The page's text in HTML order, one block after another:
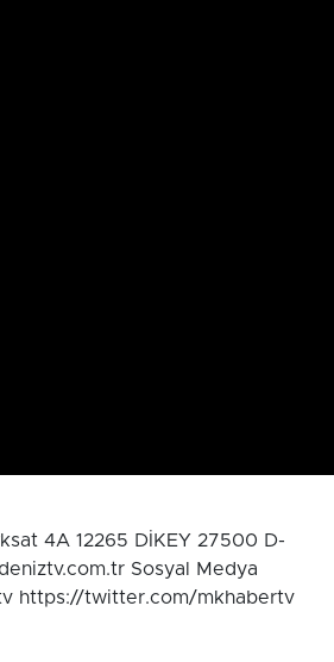
4A 12265 DİKEY 27500 D-
Sosyal Medya
https://twitter.com/mkhabertv